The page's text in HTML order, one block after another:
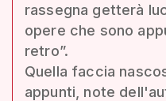
rassegna getterà
opere che sono
retro”.
Quella faccia
appunti, note